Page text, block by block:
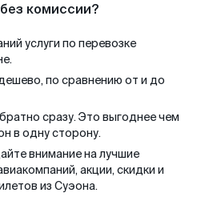
комиссии?
услуги по перевозке
по сравнению от и до
сразу. Это выгоднее чем
в одну сторону.
внимание на лучшие
акции, скидки и
из Суэона.